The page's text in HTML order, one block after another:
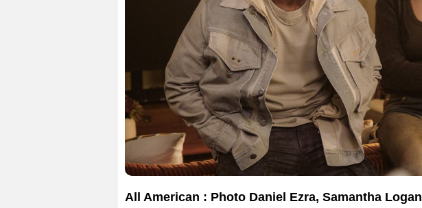
All American : Photo Daniel Ezra, Samantha Logan